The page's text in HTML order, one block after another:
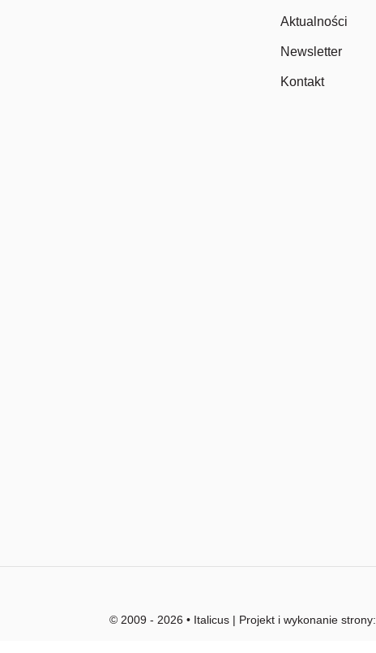
Aktualności
Newsletter
Kontakt
© 2009 - 2026 • Italicus | Projekt i wykonanie strony: